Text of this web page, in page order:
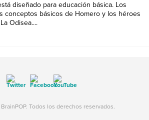
diseñado para educación básica. Los
conceptos básicos de Homero y los héroes
Odisea....
Todos los derechos reservados.